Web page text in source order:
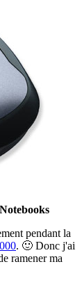
pendant la
. 🙂 Donc j'ai
ramener ma